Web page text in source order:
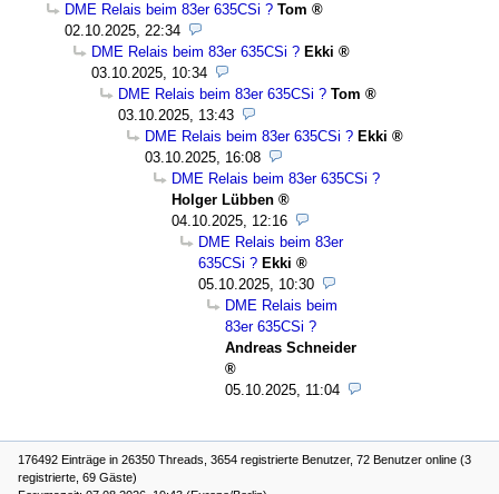
DME Relais beim 83er 635CSi ? Tom
02.10.2025, 22:34
DME Relais beim 83er 635CSi ? Ekki
03.10.2025, 10:34
DME Relais beim 83er 635CSi ? Tom
03.10.2025, 13:43
DME Relais beim 83er 635CSi ? Ekki
03.10.2025, 16:08
DME Relais beim 83er 635CSi ?
Holger Lübben
04.10.2025, 12:16
DME Relais beim 83er
635CSi ? Ekki
05.10.2025, 10:30
DME Relais beim
83er 635CSi ?
Andreas Schneider
05.10.2025, 11:04
176492 Einträge in 26350 Threads, 3654 registrierte Benutzer, 72 Benutzer online (3
registrierte, 69 Gäste)